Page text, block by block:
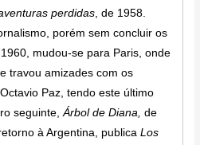
perdidas , de 1958.
porém sem concluir os
mudou-se para Paris, onde
travou amizades com os
Paz, tendo este último
seguinte,Árbol de Diana,de
à Argentina, publicaLos